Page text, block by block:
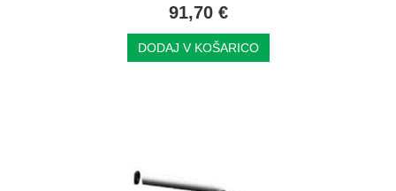
91,70 €
DODAJ V KOŠARICO